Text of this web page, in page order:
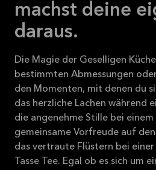
machst deine
daraus.
Die Magie der Geselligen
bestimmten Abmessungen
den Momenten, mit denen du
das herzliche Lachen während
die angenehme Stille bei
gemeinsame Vorfreude auf
das vertraute Flüstern bei
Tasse Tee. Egal ob es sich um